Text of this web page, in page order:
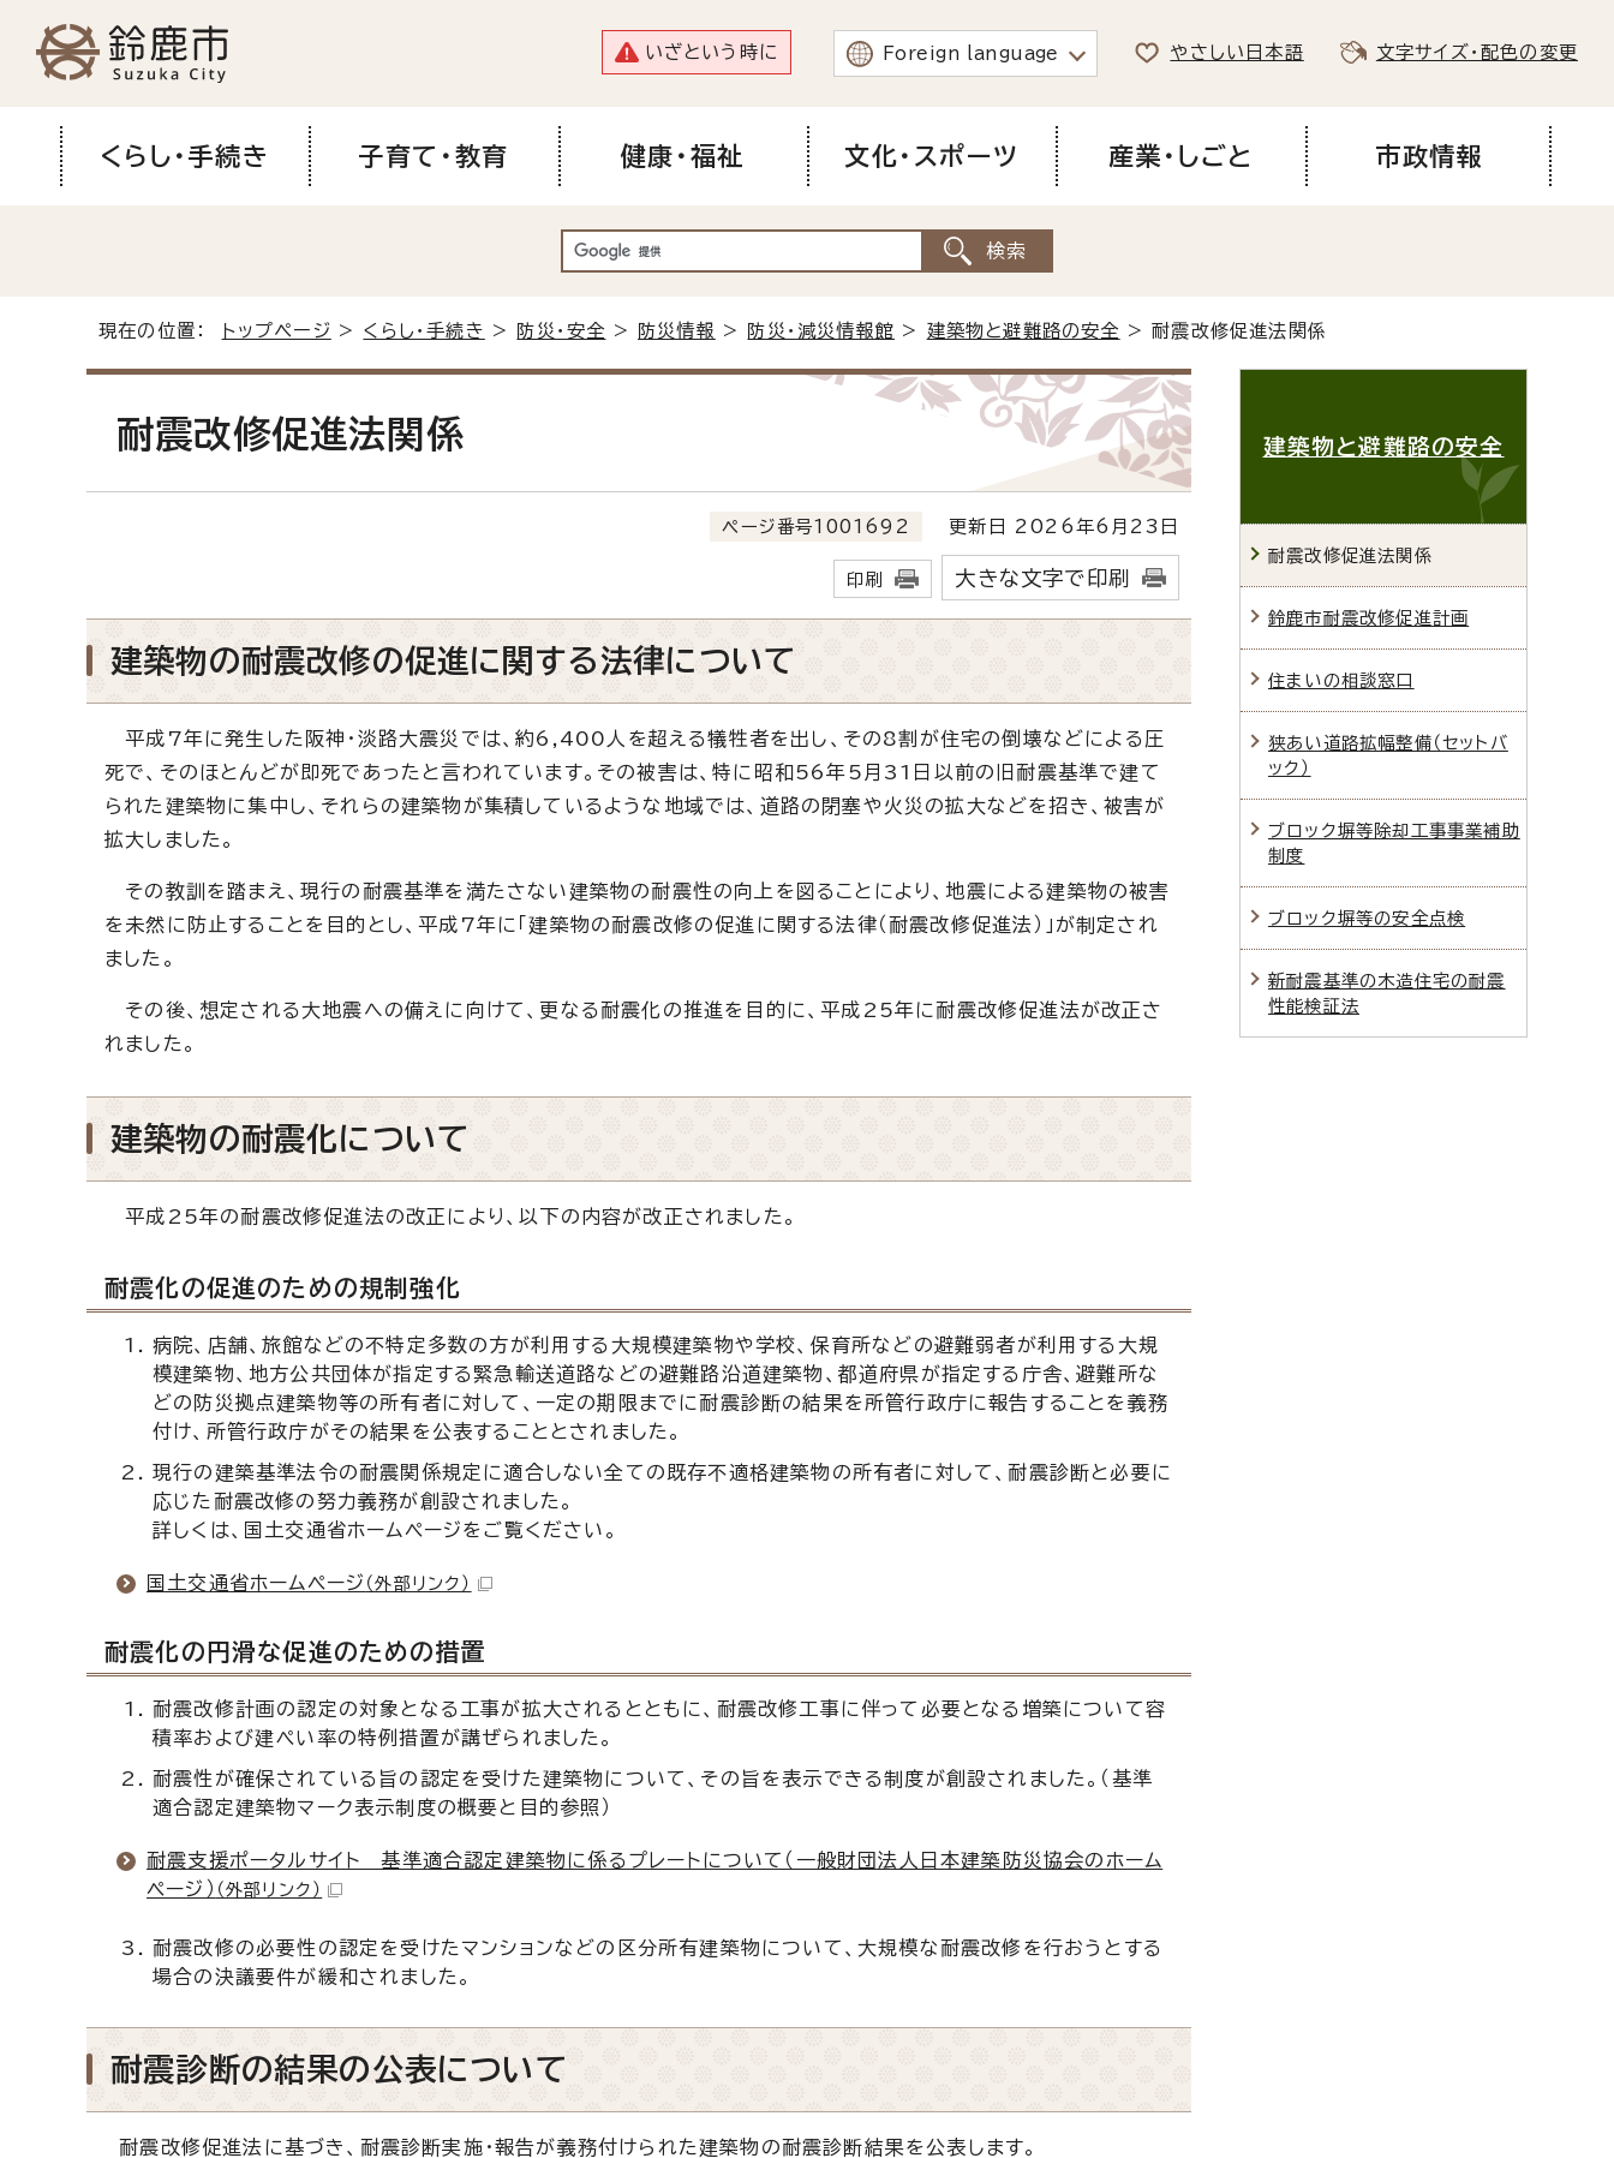
いざという時に Foreign language やさしい日本語 文字サイズ・配色の変更
くらし・手続き 子育て・教育 健康・福祉 文化・スポーツ 産業・しごと 市政情報
現在の位置： トップページ > くらし・手続き > 防災・安全 > 防災情報 > 防災・減災情報館 > 建築物と避難路の安全 > 耐震改修促進法関係
耐震改修促進法関係
ページ番号1001692 更新日 2026年6月23日
印刷 大きな文字で印刷
建築物の耐震改修の促進に関する法律について
平成7年に発生した阪神・淡路大震災では、約6,400人を超える犠牲者を出し、その8割が住宅の倒壊などによる圧
死で、そのほとんどが即死であったと言われています。その被害は、特に昭和56年5月31日以前の旧耐震基準で建て
られた建築物に集中し、それらの建築物が集積しているような地域では、道路の閉塞や火災の拡大などを招き、被害が
拡大しました。
その教訓を踏まえ、現行の耐震基準を満たさない建築物の耐震性の向上を図ることにより、地震による建築物の被害
を未然に防止することを目的とし、平成7年に「建築物の耐震改修の促進に関する法律（耐震改修促進法）」が制定され
ました。
その後、想定される大地震への備えに向けて、更なる耐震化の推進を目的に、平成25年に耐震改修促進法が改正さ
れました。
建築物の耐震化について
平成25年の耐震改修促進法の改正により、以下の内容が改正されました。
耐震化の促進のための規制強化
病院、店舗、旅館などの不特定多数の方が利用する大規模建築物や学校、保育所などの避難弱者が利用する大規
模建築物、地方公共団体が指定する緊急輸送道路などの避難路沿道建築物、都道府県が指定する庁舎、避難所な
どの防災拠点建築物等の所有者に対して、一定の期限までに耐震診断の結果を所管行政庁に報告することを義務
付け、所管行政庁がその結果を公表することとされました。
現行の建築基準法令の耐震関係規定に適合しない全ての既存不適格建築物の所有者に対して、耐震診断と必要に
応じた耐震改修の努力義務が創設されました。
詳しくは、国土交通省ホームページをご覧ください。
国土交通省ホームページ （外部リンク）
耐震化の円滑な促進のための措置
耐震改修計画の認定の対象となる工事が拡大されるとともに、耐震改修工事に伴って必要となる増築について容
積率および建ぺい率の特例措置が講ぜられました。
耐震性が確保されている旨の認定を受けた建築物について、その旨を表示できる制度が創設されました。（基準
適合認定建築物マーク表示制度の概要と目的参照）
耐震支援ポータルサイト 基準適合認定建築物に係るプレートについて（一般財団法人日本建築防災協会のホーム
ページ） （外部リンク）
耐震改修の必要性の認定を受けたマンションなどの区分所有建築物について、大規模な耐震改修を行おうとする
場合の決議要件が緩和されました。
耐震診断の結果の公表について
耐震改修促進法に基づき、耐震診断実施・報告が義務付けられた建築物の耐震診断結果を公表します。
建築物と避難路の安全
耐震改修促進法関係
鈴鹿市耐震改修促進計画
住まいの相談窓口
狭あい道路拡幅整備（セットバ
ック）
ブロック塀等除却工事事業補助
制度
ブロック塀等の安全点検
新耐震基準の木造住宅の耐震
性能検証法